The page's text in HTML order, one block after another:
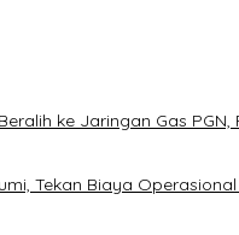
ke Jaringan Gas
Tekan Biaya